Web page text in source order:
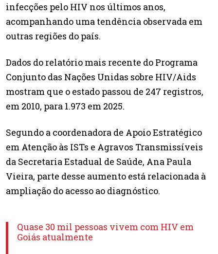
infecções pelo HIV nos últimos anos,
acompanhando uma tendência observada em
outras regiões do país.
Dados do relatório mais recente do Programa
Conjunto das Nações Unidas sobre HIV/Aids
mostram que o estado passou de 247 registros,
em 2010, para 1.973 em 2025.
Segundo a coordenadora de Apoio Estratégico
em Atenção às ISTs e Agravos Transmissíveis
da Secretaria Estadual de Saúde, Ana Paula
Vieira, parte desse aumento está relacionada à
ampliação do acesso ao diagnóstico.
Quase 30 mil pessoas vivem com HIV em
Goiás atualmente